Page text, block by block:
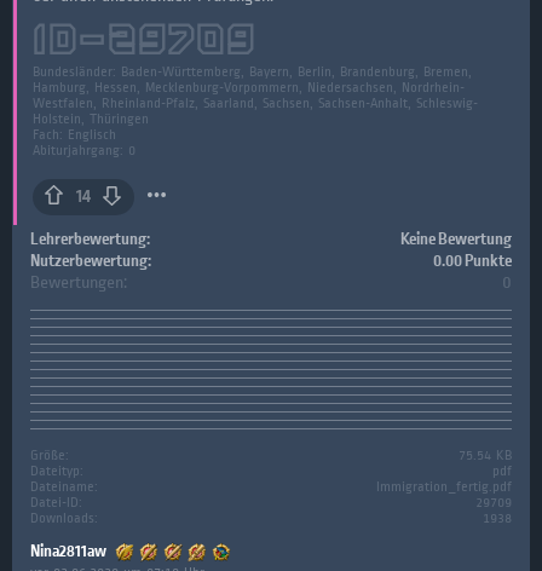
Lehrerbewertung:
Keine Bewertung
Nutzerbewertung:
0.00 Punkte
Bewertungen: 0
Größe:
75.54 KB
Dateityp:
pdf
Dateiname:
Immigration_fertig.pdf
Datei-ID:
29709
Downloads:
1938
Nina2811aw
ID-29709
Bundesländer: Baden-Württemberg, Bayern, Berlin, Brandenburg, Bremen,
Hamburg, Hessen, Mecklenburg-Vorpommern, Niedersachsen, Nordrhein-
Westfalen, Rheinland-Pfalz, Saarland, Sachsen, Sachsen-Anhalt, Schleswig-
Holstein, Thüringen
Fach: Englisch
Abiturjahrgang: 0
14